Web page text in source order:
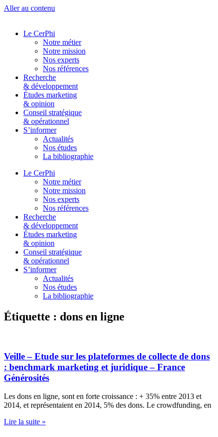
Aller au contenu
Le CerPhi
Notre métier
Notre mission
Nos experts
Nos références
Recherche
& développement
Études marketing
& opinion
Conseil stratégique
& opérationnel
S’informer
Actualités
Nos études
La bibliographie
Le CerPhi
Notre métier
Notre mission
Nos experts
Nos références
Recherche
& développement
Études marketing
& opinion
Conseil stratégique
& opérationnel
S’informer
Actualités
Nos études
La bibliographie
Étiquette : dons en ligne
Veille – Etude sur les plateformes de collecte de dons
: benchmark marketing et juridique – France
Générosités
Les dons en ligne, sont en forte croissance : + 35% entre 2013 et
2014, et représentaient en 2014, 5% des dons. Le crowdfunding, en
Lire la suite »